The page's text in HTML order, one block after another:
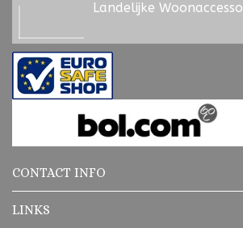
Landelijke
CONTACT INFO
LINKS